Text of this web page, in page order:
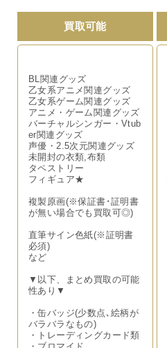
買取可能
BL関連グッズ
乙女系アニメ関連グッズ
乙女系ゲーム関連グッズ
アニメ・ゲーム関連グッズ
バーチャルシンガー・Vtub
er関連グッズ
声優・2.5次元関連グッズ
未開封の衣類,布類
タペストリー
フィギュア★
複製原画(※保証書･証明書
が無い場合でも買取可◎)
直筆サイン色紙(※証明書
必須)
など
▼以下、まとめ買取の可能
性あり▼
・缶バッジ(少数点､絵柄が
バラバラなもの)
・トレーディングカード類